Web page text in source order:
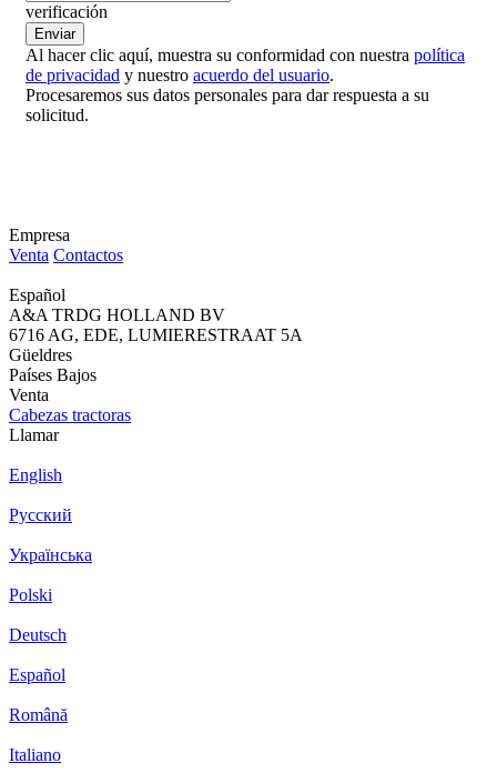
verificación
Al hacer clic aquí, muestra su conformidad con nuestra política
de privacidad y nuestro acuerdo del usuario.
Procesaremos sus datos personales para dar respuesta a su
solicitud.
Empresa
Venta Contactos
Español
A&A TRDG HOLLAND BV
6716 AG, EDE, LUMIERESTRAAT 5A
Güeldres
Países Bajos
Venta
Cabezas tractoras
Llamar
English
Русский
Українська
Polski
Deutsch
Español
Română
Italiano